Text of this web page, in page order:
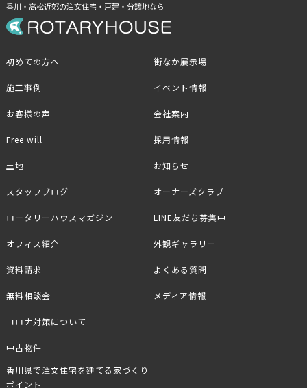
香川・高松近郊の注文住宅・戸建・分譲地なら
初めての方へ
施工事例
お客様の声
Free will
土地
街なか展示場
イベント情報
会社案内
採用情報
お知らせ
スタッフブログ
ロータリーハウスマガジン
オフィス紹介
資料請求
無料相談会
オーナーズクラブ
LINE友だち募集中
外観ギャラリー
よくある質問
メディア情報
コロナ対策について
中古物件
香川県で注文住宅を建てる家づくり
ポイント